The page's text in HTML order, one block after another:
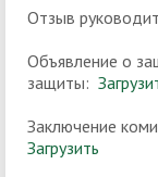
Отзыв
Объявление о
защиты:
Заключение
Загрузить